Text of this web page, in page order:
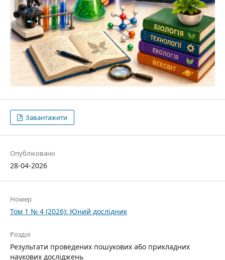
Завантажити
Опубліковано
28-04-2026
Номер
Том 1 № 4 (2026): Юний дослідник
Розділ
Результати проведених пошукових або прикладних
наукових досліджень